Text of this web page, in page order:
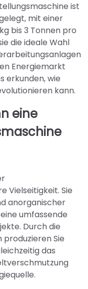
ist
mit einer
bis 3 Tonnen pro
die ideale Wahl
Energiemarkt
erkunden, wie
kann.
eine
Vielseitigkeit. Sie
anorganischer
umfassende
Durch die
Sie
das